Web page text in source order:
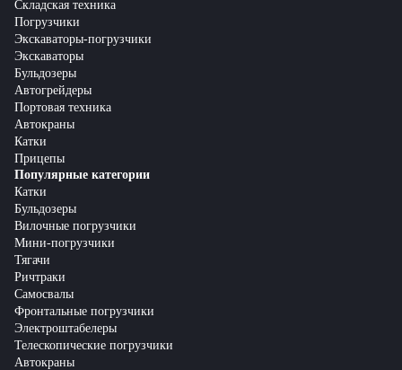
Складская техника
Погрузчики
Экскаваторы-погрузчики
Экскаваторы
Бульдозеры
Автогрейдеры
Портовая техника
Автокраны
Катки
Прицепы
Популярные категории
Катки
Бульдозеры
Вилочные погрузчики
Мини-погрузчики
Тягачи
Ричтраки
Самосвалы
Фронтальные погрузчики
Электроштабелеры
Телескопические погрузчики
Автокраны